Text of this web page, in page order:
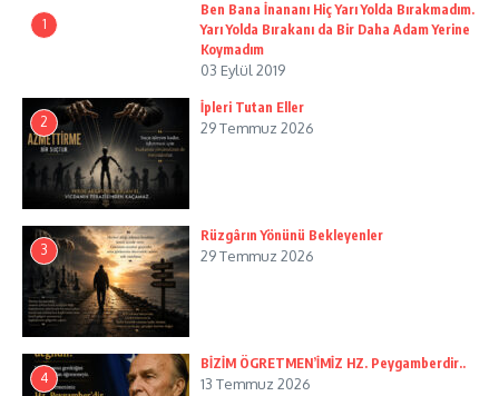
1
Ben Bana İnananı Hiç Yarı Yolda Bırakmadım.
Yarı Yolda Bırakanı da Bir Daha Adam Yerine
Koymadım
03 Eylül 2019
2
İpleri Tutan Eller
29 Temmuz 2026
3
Rüzgârın Yönünü Bekleyenler
29 Temmuz 2026
4
BİZİM ÖGRETMEN’İMİZ HZ. Peygamberdir..
13 Temmuz 2026